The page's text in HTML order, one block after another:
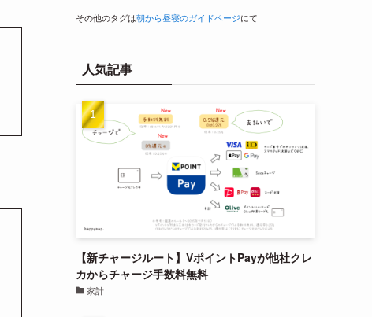
その他のタグは朝から昼寝のガイドページにて
人気記事
【新チャージルート】VポイントPayが他社クレ
カからチャージ手数料無料
家計